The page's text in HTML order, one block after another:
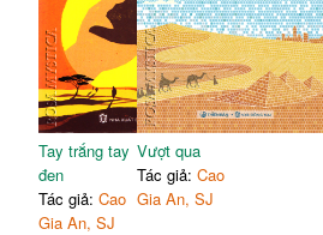
Tay trắng tay
đen
Tác giả:Cao
Gia An, SJ
Vượt qua
Tác giả: Cao
Gia An, SJ